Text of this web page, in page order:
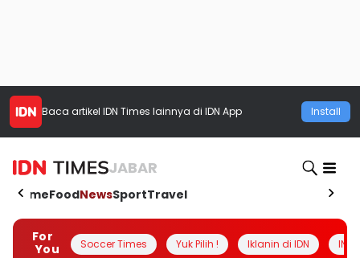
Baca artikel IDN Times lainnya di IDN App Install
JABAR
HomeFoodNewsSportTravel
For
You
Soccer Times Yuk Pilih ! Iklanin di IDN